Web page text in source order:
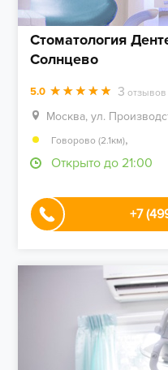
Стоматология
Солнцево
5.0 3 отзывов
Москва, ул.
Говорово (2.1км),
Открыто до 21:00
+7